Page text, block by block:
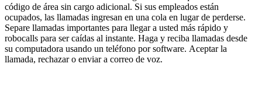
código de área sin cargo adicional. Si sus empleados están
ocupados, las llamadas ingresan en una cola en lugar de perderse.
Separe llamadas importantes para llegar a usted más rápido y
robocalls para ser caídas al instante. Haga y reciba llamadas desde
su computadora usando un teléfono por software. Aceptar la
llamada, rechazar o enviar a correo de voz.